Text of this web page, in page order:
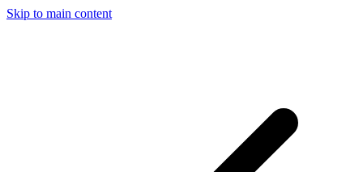
Skip to main content